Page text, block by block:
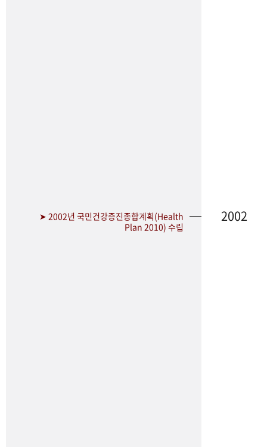
➤ 2002년 국민건강증진종합계획(Health
Plan 2010) 수립
2002